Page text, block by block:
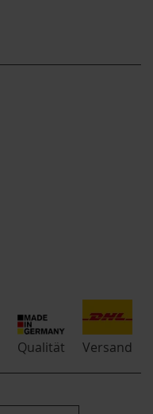
Qualität Versand